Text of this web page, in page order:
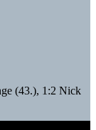
(43.), 1:2 Nick